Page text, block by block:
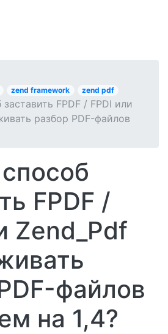
zend framework zend pdf
FPDF / FPDI или
разбор PDF-файлов
FPDF /
Zend_Pdf
файлов
на 1,4?